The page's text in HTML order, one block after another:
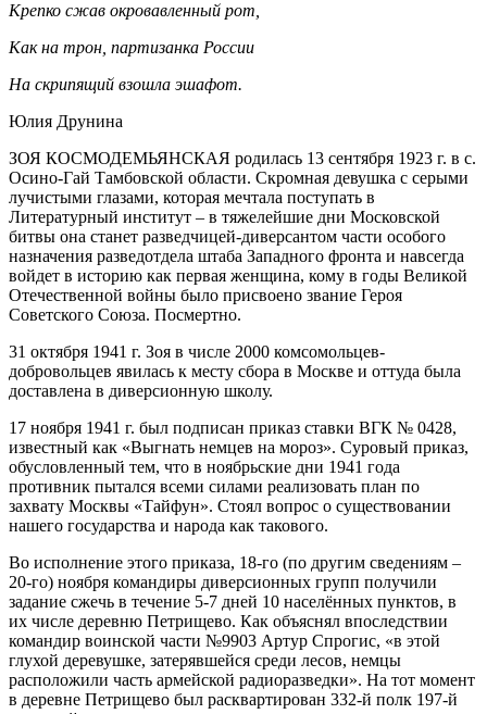
Крепко сжав окровавленный рот,
Как на трон, партизанка России
На скрипящий взошла эшафот.
Юлия Друнина
ЗОЯ КОСМОДЕМЬЯНСКАЯ родилась 13 сентября 1923 г. в с.
Осино-Гай Тамбовской области. Скромная девушка с серыми
лучистыми глазами, которая мечтала поступать в
Литературный институт – в тяжелейшие дни Московской
битвы она станет разведчицей-диверсантом части особого
назначения разведотдела штаба Западного фронта и навсегда
войдет в историю как первая женщина, кому в годы Великой
Отечественной войны было присвоено звание Героя
Советского Союза. Посмертно.
31 октября 1941 г. Зоя в числе 2000 комсомольцев-
добровольцев явилась к месту сбора в Москве и оттуда была
доставлена в диверсионную школу.
17 ноября 1941 г. был подписан приказ ставки ВГК № 0428,
известный как «Выгнать немцев на мороз». Суровый приказ,
обусловленный тем, что в ноябрьские дни 1941 года
противник пытался всеми силами реализовать план по
захвату Москвы «Тайфун». Стоял вопрос о существовании
нашего государства и народа как такового.
Во исполнение этого приказа, 18-го (по другим сведениям –
20-го) ноября командиры диверсионных групп получили
задание сжечь в течение 5-7 дней 10 населённых пунктов, в
их числе деревню Петрищево. Как объяснял впоследствии
командир воинской части №9903 Артур Спрогис, «в этой
глухой деревушке, затерявшейся среди лесов, немцы
расположили часть армейской радиоразведки». На тот момент
в деревне Петрищево был расквартирован 332-й полк 197-й